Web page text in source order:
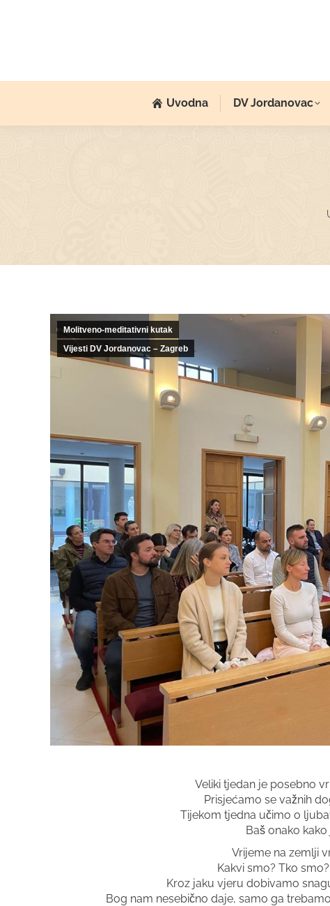
Uvodna DV Jordanovac
Molitveno-meditativni kutak
Vijesti DV Jordanovac – Zagreb
Veliki tjedan je posebno
Prisjećamo se važnih
Tijekom tjedna učimo o
Baš onako kako
Vrijeme na zemlji
Kakvi smo? Tko
Kroz jaku vjeru dobivamo
Bog nam nesebično daje, samo ga